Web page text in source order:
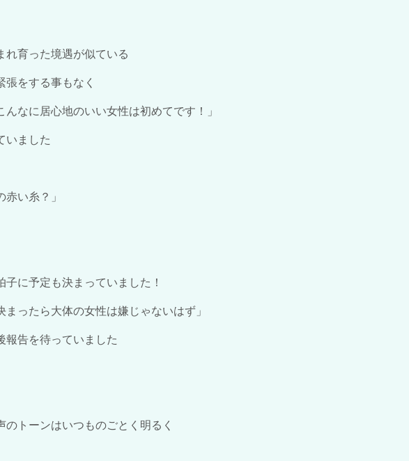
れ育った境遇が似ている
をする事もなく
なに居心地のいい女性は初めてです！」
い ました
い糸？」
に予定も決まっていました！
ったら大体の女性は嫌じゃないはず」
報告を待っていました
トーンはいつものごとく明るく